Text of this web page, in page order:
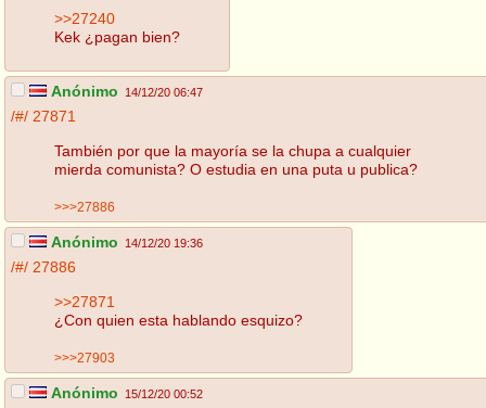
>>27240
Kek ¿pagan bien?
Anónimo 14/12/20 06:47
/#/ 27871
También por que la mayoría se la chupa a cualquier
mierda comunista? O estudia en una puta u publica?
>>>27886
Anónimo 14/12/20 19:36
/#/ 27886
>>27871
¿Con quien esta hablando esquizo?
>>>27903
Anónimo 15/12/20 00:52